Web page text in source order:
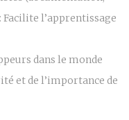
l’apprentissage
dans le monde
et de l’importance de